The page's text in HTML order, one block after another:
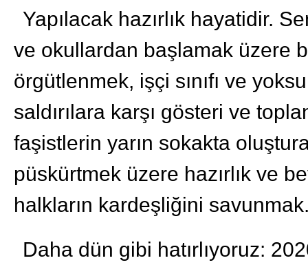
Yapılacak hazırlık hayatidir.
ve okullardan başlamak üzere
örgütlenmek, işçi sınıfı ve
saldırılara karşı gösteri ve
faşistlerin yarın sokakta
püskürtmek üzere hazırlık ve
halkların kardeşliğini
Daha dün gibi hatırlıyoruz: